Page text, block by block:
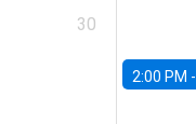
30
2:00 PM -